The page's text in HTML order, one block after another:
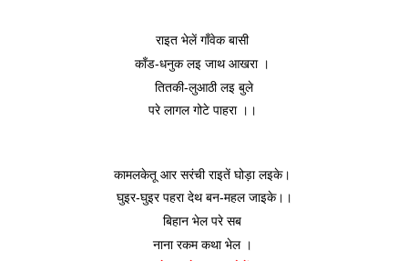
राइत भेलें गाँवेक बासी
काँड-धनुक लइ जाथ आखरा ।
तितकी-लुआठी लइ बुले
परे लागल गोटे पाहरा ।।
कामलकेतू आर सरंची राइतें घोड़ा लइके।
घुइर-घुइर पहरा देथ बन-महल जाइके।।
बिहान भेल परे सब
नाना रकम कथा भेल ।